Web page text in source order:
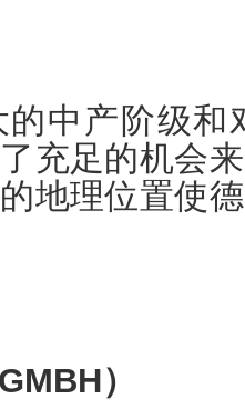
中产阶级和
充足的机会
地理位置使
）